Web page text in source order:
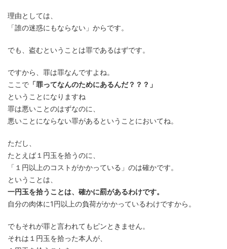
理由としては、
「誰の迷惑にもならない」からです。
でも、盗むということは罪であるはずです。
ですから、罪は罪なんですよね。
ここで 「罪ってなんのためにあるんだ？？？」
ということになりますね
罪は悪いことのはずなのに、
悪いことにならない罪があるということにおいてね。
ただし、
たとえば１円玉を拾うのに、
「１円以上のコストがかかっている」のは確かです。
ということは、
一円玉を拾うことは、確かに罰があるわけです。
自分の肉体に1円以上の負荷がかかっているわけですから。
でもそれが罪と言われてもピンときません。
それは１円玉を拾った本人が、